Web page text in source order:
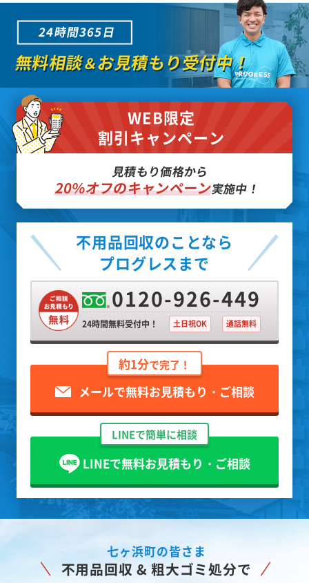
24時間365日
無料相談＆お見積もり受付中！
WEB限定
割引キャンペーン
見積もり価格から
20%オフのキャンペーン実施中！
不用品回収のことなら
プログレスまで
0120-926-449
24時間無料受付中！ 土日祝OK 通話無料
約1分で完了！
メールで無料お見積もり・ご相談
LINEで簡単に相談
LINEで無料お見積もり・ご相談
七ヶ浜町の皆さま
不用品回収 & 粗大ゴミ処分で